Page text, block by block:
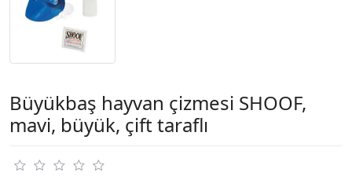
Büyükbaş hayvan çizmesi SHOOF,
mavi, büyük, çift taraflı